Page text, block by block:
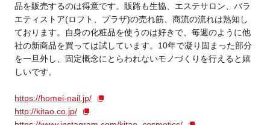
品を販売するのは得意です。販路も生協、エステサロン、バラ
エティストア(ロフト、プラザ)の売れ筋、商流の流れは熟知し
ております。自身の化粧品を使うのは好きで、毎週のように他
社の新商品を買っては試しています。10年で凝り固まった部分
を一旦外し、固定概念にとらわれないモノづくりを行えると嬉
しいです。
https://homei-nail.jp/
http://kitao.co.jp/